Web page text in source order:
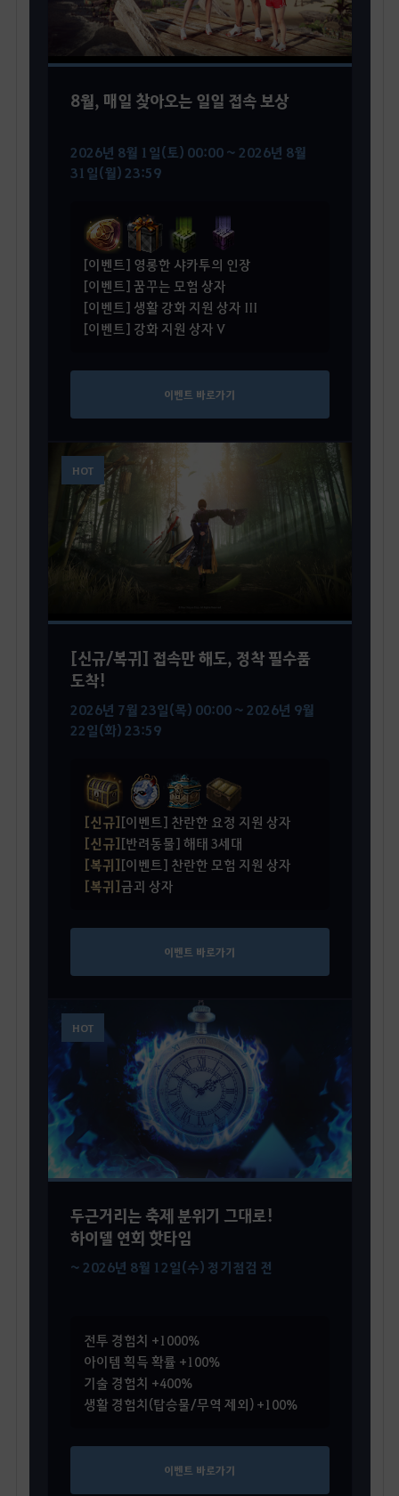
8월, 매일 찾아오는 일일 접속 보상
2026년 8월 1일(토) 00:00 ~ 2026년 8월
31일(월) 23:59
[이벤트] 영롱한 샤카투의 인장
[이벤트] 꿈꾸는 모험 상자
[이벤트] 생활 강화 지원 상자 III
[이벤트] 강화 지원 상자 V
이벤트 바로가기
HOT
[신규/복귀] 접속만 해도, 정착 필수품
도착!
2026년 7월 23일(목) 00:00 ~ 2026년 9월
22일(화) 23:59
[신규][이벤트] 찬란한 요정 지원 상자
[신규][반려동물] 해태 3세대
[복귀][이벤트] 찬란한 모험 지원 상자
[복귀]금괴 상자
이벤트 바로가기
HOT
두근거리는 축제 분위기 그대로!
하이델 연회 핫타임
~ 2026년 8월 12일(수) 정기점검 전
전투 경험치 +1000%
아이템 획득 확률 +100%
기술 경험치 +400%
생활 경험치(탑승물/무역 제외) +100%
이벤트 바로가기